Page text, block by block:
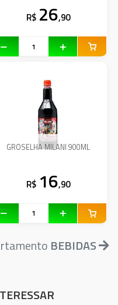
R$ 26,90
GROSELHA MILANI 900ML
R$ 16,90
BEBIDAS